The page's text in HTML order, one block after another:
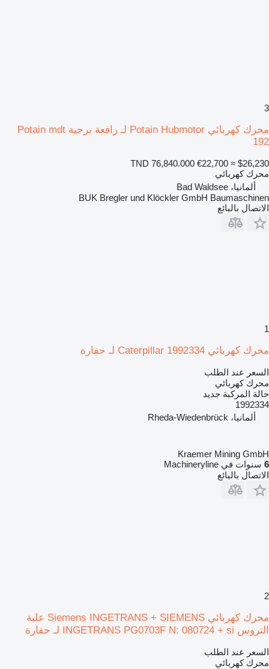
3
محرك كهربائي Potain Hubmotor لـ رافعة برجية Potain mdt
192
TND 76,840.000 €22,700 ≈ $26,230
محرك كهربائي
ألمانيا، Bad Waldsee
BUK Bregler und Klöckler GmbH Baumaschinen
الاتصال بالبائع
1
محرك كهربائي Caterpillar 1992334 لـ حفارة
السعر عند الطلب
محرك كهربائي
حالة المركبة جديد
1992334
ألمانيا، Rheda-Wiedenbrück
Kraemer Mining GmbH
6 سنوات في Machineryline
الاتصال بالبائع
2
محرك كهربائي Siemens INGETRANS + SIEMENS علبة
التروس INGETRANS PG0703F N: 080724 + si لـ حفارة
السعر عند الطلب
محرك كهربائي